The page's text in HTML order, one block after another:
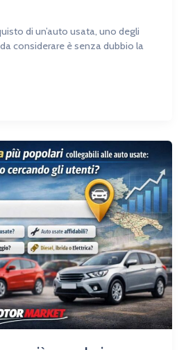
di un’auto usata, uno degli
considerare è senza dubbio la